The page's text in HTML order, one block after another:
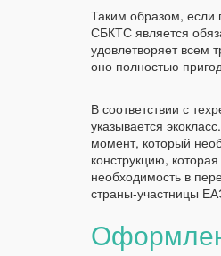
Таким образом, если
СБКТС является
удовлетворяет всем
оно полностью
В соответствии с
указывается
момент, который
конструкцию,
необходимость в
страны-участницы